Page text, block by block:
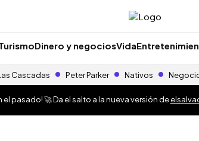
Dinero y negociosVida
Cascadas Peter Parker Nativos
el pasado! 🚀 Da el salto a la nueva versión de